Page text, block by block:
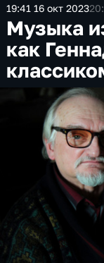
19:41 16 окт 2023
Музыка
как